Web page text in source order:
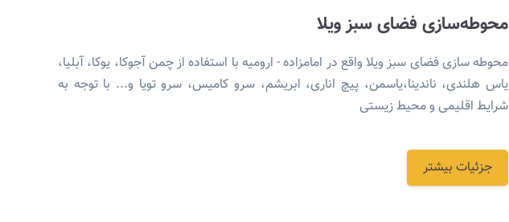
محوطه‌سازی فضای سبز ویلا
محوطه سازی فضای سبز ویلا واقع در امامزاده - ارومیه با استفاده از چمن آجوکا، یوکا، آبلیا،
یاس هلندی، ناندینا،یاسمن، پیچ اناری، ابریشم، سرو کامیس، سرو تویا و... با توجه به
شرایط اقلیمی و محیط زیستی
جزئیات بیشتر